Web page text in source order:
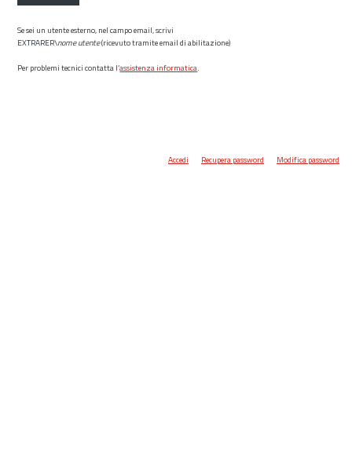
Se sei un utente esterno, nel campo email, scrivi
EXTRARER\nome utente(ricevuto tramite email di abilitazione)
Per problemi tecnici contatta l’assistenza informatica.
Accedi Recupera password Modifica password